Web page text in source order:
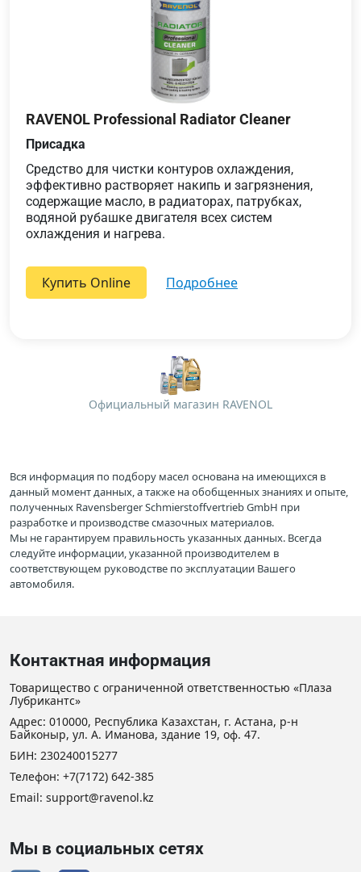
RAVENOL Professional Radiator Cleaner
Присадка
Средство для чистки контуров охлаждения,
эффективно растворяет накипь и загрязнения,
содержащие масло, в радиаторах, патрубках,
водяной рубашке двигателя всех систем
охлаждения и нагрева.
Купить Online подробнее
Официальный магазин RAVENOL
Вся информация по подбору масел основана на имеющихся в
данный момент данных, а также на обобщенных знаниях и опыте,
полученных Ravensberger Schmierstoffvertrieb GmbH при
разработке и производстве смазочных материалов.
Мы не гарантируем правильность указанных данных. Всегда
следуйте информации, указанной производителем в
соответствующем руководстве по эксплуатации Вашего
автомобиля.
Контактная информация
Товарищество с ограниченной ответственностью «Плаза
Лубрикантс»
Адрес: 010000, Республика Казахстан, г. Астана, р-н
Байконыр, ул. А. Иманова, здание 19, оф. 47.
БИН: 230240015277
Телефон: +7(7172) 642-385
Email: support@ravenol.kz
Мы в социальных сетях